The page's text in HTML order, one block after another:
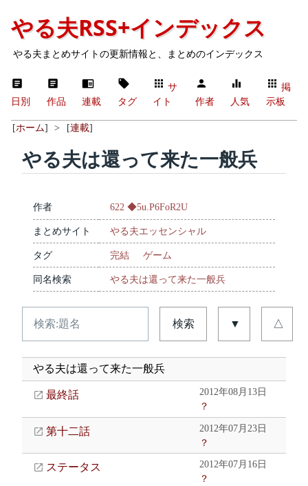
やる夫RSS+インデックス
やる夫まとめサイトの更新情報と、まとめのインデックス
日別 作品 連載 タグ
サ
イト
作者 人気
掲
示板
[ホーム] > [連載]
やる夫は還って来た一般兵
作者 622 ◆5u.P6FoR2U
まとめサイト やる夫エッセンシャル
タグ 完結 ゲーム
同名検索 やる夫は還って来た一般兵
検索 ▼ △
やる夫は還って来た一般兵
最終話
2012年08月13日
？
第十二話
2012年07月23日
？
ステータス
2012年07月16日
？